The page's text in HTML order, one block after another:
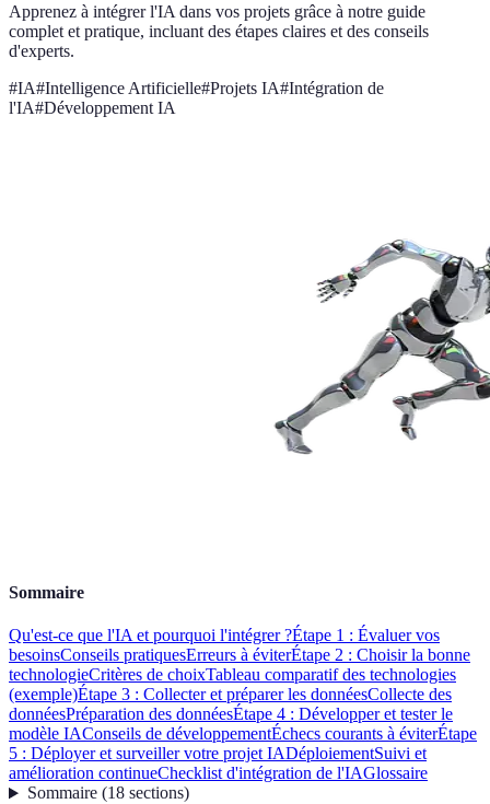
Apprenez à intégrer l'IA dans vos projets grâce à notre guide
complet et pratique, incluant des étapes claires et des conseils
d'experts.
#IA#Intelligence Artificielle#Projets IA#Intégration de
l'IA#Développement IA
Sommaire
Qu'est-ce que l'IA et pourquoi l'intégrer ?Étape 1 : Évaluer vos
besoinsConseils pratiquesErreurs à éviterÉtape 2 : Choisir la bonne
technologieCritères de choixTableau comparatif des technologies
(exemple)Étape 3 : Collecter et préparer les donnéesCollecte des
donnéesPréparation des donnéesÉtape 4 : Développer et tester le
modèle IAConseils de développementÉchecs courants à éviterÉtape
5 : Déployer et surveiller votre projet IADéploiementSuivi et
amélioration continueChecklist d'intégration de l'IAGlossaire
Sommaire(18 sections)